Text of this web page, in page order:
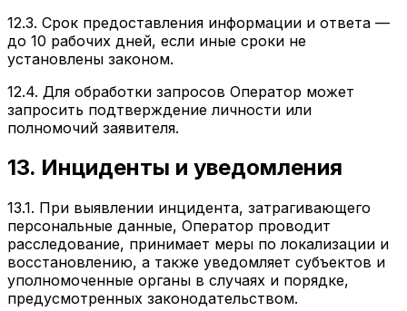
12.3. Срок предоставления информации и ответа —
до 10 рабочих дней, если иные сроки не
установлены законом.
12.4. Для обработки запросов Оператор может
запросить подтверждение личности или
полномочий заявителя.
13. Инциденты и уведомления
13.1. При выявлении инцидента, затрагивающего
персональные данные, Оператор проводит
расследование, принимает меры по локализации и
восстановлению, а также уведомляет субъектов и
уполномоченные органы в случаях и порядке,
предусмотренных законодательством.